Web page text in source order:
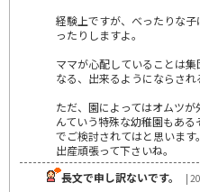
経験上ですが、べったりな
ったりしますよ。
ママが心配していることは
なる、出来るようにならされ
ただ、園によってはオムツ
んていう特殊な幼稚園もあ
でご検討されてはと思います。
出産頑張って下さいね。
長文で申し訳ないです。
|